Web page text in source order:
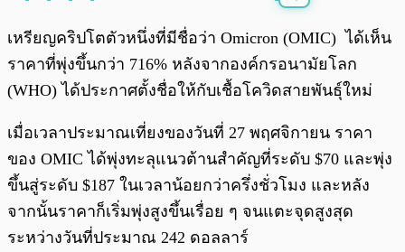
พร้อมเล่น 0:00
เหรียญคริปโตตัวหนึ่งที่มีชื่อว่า Omicron (OMIC) ได้เห็น
ราคาที่พุ่งขึ้นกว่า 716% หลังจากองค์กรอนามัยโลก
(WHO) ได้ประกาศตั้งชื่อให้กับเชื้อโควิดสายพันธุ์ใหม่
เมื่อเวลาประมาณเที่ยงของวันที่ 27 พฤศจิกายน ราคา
ของ OMIC ได้พุ่งทะลุแนวต้านสำคัญที่ระดับ $70 และพุ่ง
ขึ้นสู่ระดับ $187 ในเวลาน้อยกว่าครึ่งชั่วโมง และหลัง
จากนั้นราคาก็เริ่มพุ่งสูงขึ้นเรื่อย ๆ จนแตะจุดสูงสุด
ระหว่างวันที่ประมาณ 242 ดอลลาร์